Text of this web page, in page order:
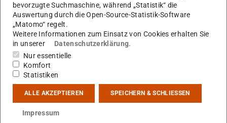
Physics“
14
XIV LASNPA 2024
June 17 to
City,
Basic Training School on
Accelerators
27
The 12th International
Conference on Direct Reactions
2024,
Wiesbaden,
bevorzugte Suchmaschine, während „Statistik“ die
Auswertung durch die Open-Source-Statistik-Software
„Matomo“ regelt.
Weitere Informationen zum Einsatz von Cookies erhalten Sie
in unserer
Datenschutzerklärung.
Nur essentielle
Komfort
Statistiken
ALLE AKZEPTIEREN SPEICHERN & SCHLIESSEN
Impressum